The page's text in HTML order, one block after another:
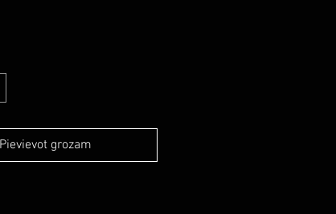
Pievievot grozam